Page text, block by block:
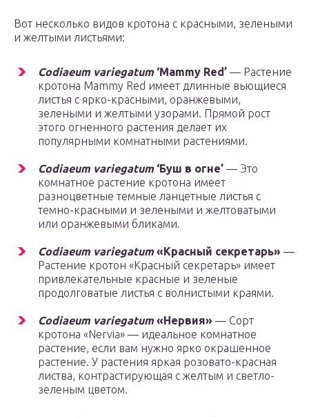
Вот несколько видов кротона с красными, зелеными
и желтыми листьями:
Codiaeum variegatum ‘Mammy Red’ — Растение
кротона Mammy Red имеет длинные вьющиеся
листья с ярко-красными, оранжевыми,
зелеными и желтыми узорами. Прямой рост
этого огненного растения делает их
популярными комнатными растениями.
Codiaeum variegatum ‘Буш в огне’ — Это
комнатное растение кротона имеет
разноцветные темные ланцетные листья с
темно-красными и зелеными и желтоватыми
или оранжевыми бликами.
Codiaeum variegatum «Красный секретарь» —
Растение кротон «Красный секретарь» имеет
привлекательные красные и зеленые
продолговатые листья с волнистыми краями.
Codiaeum variegatum «Нервия» — Сорт
кротона «Nervia» — идеальное комнатное
растение, если вам нужно ярко окрашенное
растение. У растения яркая розовато-красная
листва, контрастирующая с желтым и светло-
зеленым цветом.